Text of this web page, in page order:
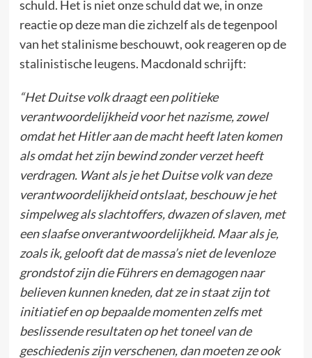
schuld. Het is niet onze schuld dat we, in onze
reactie op deze man die zichzelf als de tegenpool
van het stalinisme beschouwt, ook reageren op de
stalinistische leugens. Macdonald schrijft:
“Het Duitse volk draagt een politieke
verantwoordelijkheid voor het nazisme, zowel
omdat het Hitler aan de macht heeft laten komen
als omdat het zijn bewind zonder verzet heeft
verdragen. Want als je het Duitse volk van deze
verantwoordelijkheid ontslaat, beschouw je het
simpelweg als slachtoffers, dwazen of slaven, met
een slaafse onverantwoordelijkheid. Maar als je,
zoals ik, gelooft dat de massa’s niet de levenloze
grondstof zijn die Führers en demagogen naar
believen kunnen kneden, dat ze in staat zijn tot
initiatief en op bepaalde momenten zelfs met
beslissende resultaten op het toneel van de
geschiedenis zijn verschenen, dan moeten ze ook